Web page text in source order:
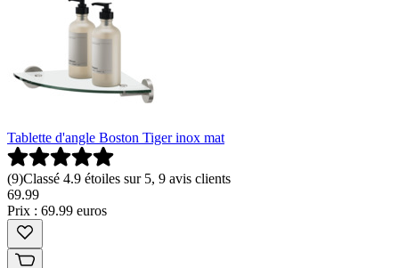
Tablette d'angle Boston Tiger inox mat
(9)Classé 4.9 étoiles sur 5, 9 avis clients
69.99
Prix : 69.99 euros